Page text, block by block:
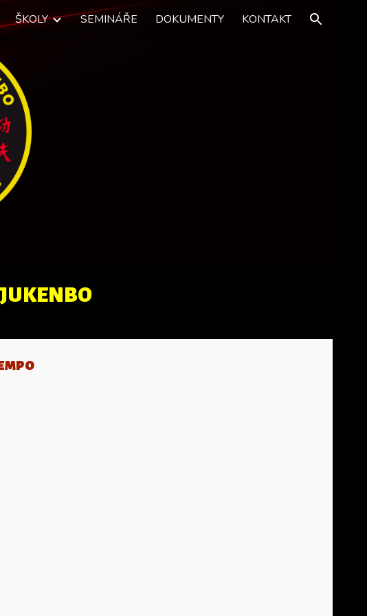
to navigation
ŠKOLY SEMINÁŘE DOKUMENTY KONTAKT